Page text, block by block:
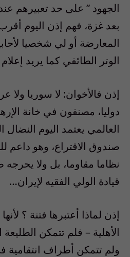
الجهود ” على حد تعبيرهم
بعد غزة، فهم إذن اليوم
المعارضة أو لي شخصيا
الوتر الطائفي كما يريد
إذن فالأخوان: لا سوريا ولا
دوليا، مصنفون في خانة
العالمي يعتمد اليوم
صندوق الاقتراع، وهو داعم
نظاما مقاوما، بل ولا
قيادة الولي الفقيه لإيران…
إذن لماذا أعتبرها فتنة ؟
الأهلية – فلم تتمكن الطليعة
ولم تتمكن أطراف